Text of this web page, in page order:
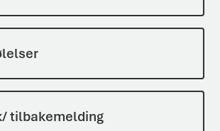
tilbakemelding